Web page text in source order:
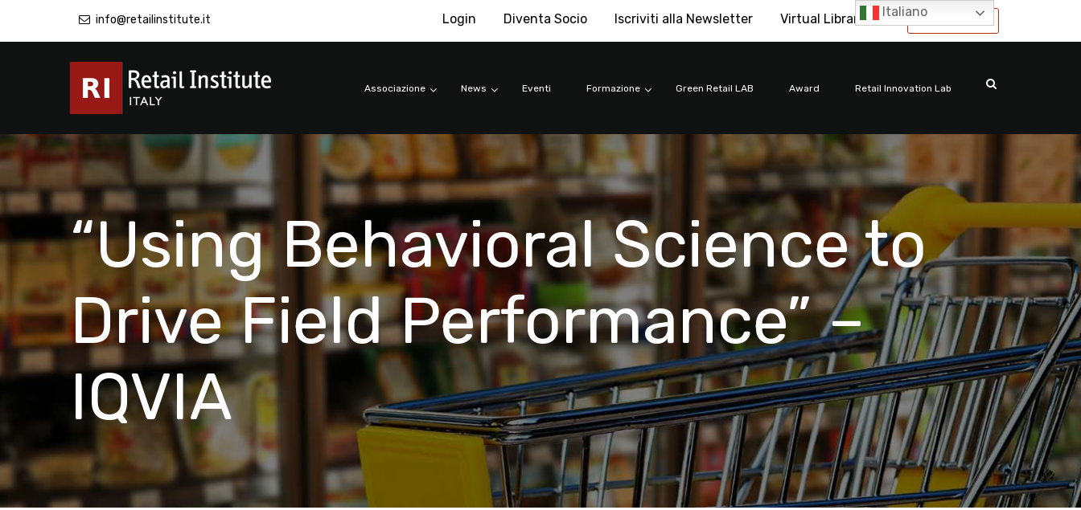
info@retailinstitute.it International
Login Diventa Socio Iscriviti alla Newsletter Virtual Library
Associazione News Eventi Formazione Green Retail LAB Award Retail Innovation Lab
“Using Behavioral Science to
Drive Field Performance” –
IQVIA
Italiano